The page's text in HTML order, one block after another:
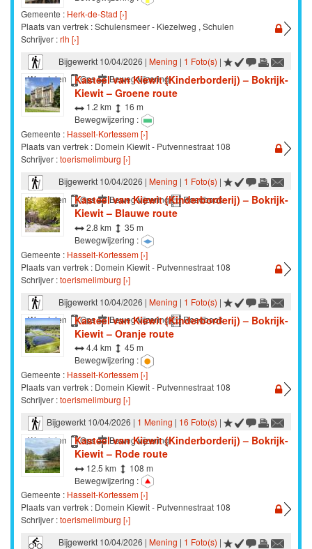
Gemeente : Herk-de-Stad [›]
Plaats van vertrek : Schulensmeer - Kiezelweg , Schulen
Schrijver :rlh [›]
Bijgewerkt 10/04/2026 | Mening | 1 Foto(s) |
Wandelen
Gps Bewegwijzering
Kasteel van Kiewit (Kinderborderij) – Bokrijk-
Kiewit – Groene route
1.2 km
16 m
Bewegwijzering :
Gemeente : Hasselt-Kortessem [›]
Plaats van vertrek : Domein Kiewit - Putvennestraat 108
Schrijver :toerismelimburg [›]
Bijgewerkt 10/04/2026 | Mening | 1 Foto(s) |
Wandelen
Gps Bewegwijzering Roadbook
Kasteel van Kiewit (Kinderborderij) – Bokrijk-
Kiewit – Blauwe route
2.8 km
35 m
Bewegwijzering :
Gemeente : Hasselt-Kortessem [›]
Plaats van vertrek : Domein Kiewit - Putvennestraat 108
Schrijver :toerismelimburg [›]
Bijgewerkt 10/04/2026 | Mening | 1 Foto(s) |
Wandelen
Gps Bewegwijzering Roadbook
Kasteel van Kiewit (Kinderborderij) – Bokrijk-
Kiewit – Oranje route
4.4 km
45 m
Bewegwijzering :
Gemeente : Hasselt-Kortessem [›]
Plaats van vertrek : Domein Kiewit - Putvennestraat 108
Schrijver :toerismelimburg [›]
Bijgewerkt 10/04/2026 | 1 Mening | 16 Foto(s) |
Wandelen
Gps Bewegwijzering
Kasteel van Kiewit (Kinderborderij) – Bokrijk-
Kiewit – Rode route
12.5 km
108 m
Bewegwijzering :
Gemeente : Hasselt-Kortessem [›]
Plaats van vertrek : Domein Kiewit - Putvennestraat 108
Schrijver :toerismelimburg [›]
Bijgewerkt 10/04/2026 | Mening | 1 Foto(s) |